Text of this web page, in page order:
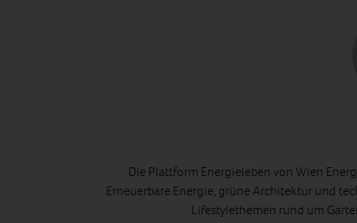
Die Plattform Energieleben von Wien
Erneuerbare Energie, grüne Architektur und
Lifestylethemen rund um